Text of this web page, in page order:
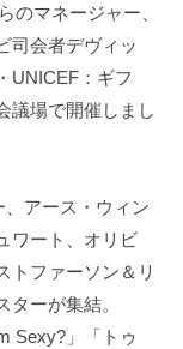
のマネージャー、
司会者デヴィッ
UNICEF：ギフ
議場で開催しまし
アース・ウィン
ワート、オリビ
トファーソン＆リ
ーが集結。
Sexy?」「トゥ